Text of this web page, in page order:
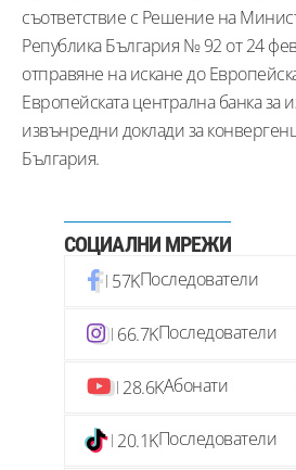
съответствие с Решение на
Република България № 92 от 24
отправяне на искане до
Европейската централна банка за
извънредни доклади за
България.
СОЦИАЛНИ МРЕЖИ
57KПоследователи
66.7KПоследователи
28.6KАбонати
20.1KПоследователи